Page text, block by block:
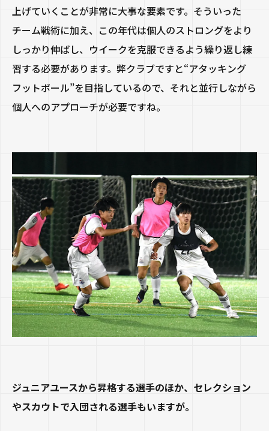
上げていくことが非常に大事な要素です。そういった
チーム戦術に加え、この年代は個人のストロングをより
しっかり伸ばし、ウイークを克服できるよう繰り返し練
習する必要があります。弊クラブですと“アタッキング
フットボール”を目指しているので、それと並行しながら
個人へのアプローチが必要ですね。
ジュニアユースから昇格する選手のほか、セレクション
やスカウトで入団される選手もいますが。